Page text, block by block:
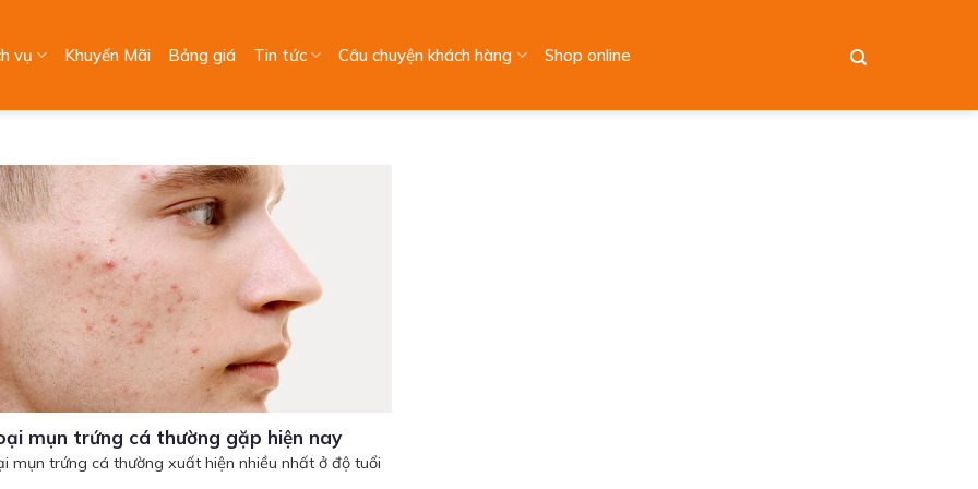
vụ Khuyến Mãi Bảng giá Tin tức Câu chuyện khách hàng Shop online
mụn trứng cá thường gặp hiện nay
mụn trứng cá thường xuất hiện nhiều nhất ở độ tuổi